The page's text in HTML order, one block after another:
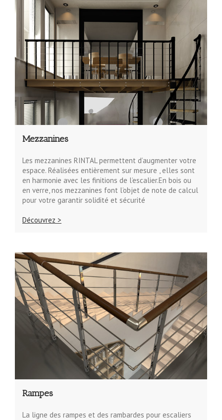
Mezzanines
Les mezzanines RINTAL permettent d’augmenter votre
espace. Réalisées entièrement sur mesure , elles sont
en harmonie avec les finitions de l’escalier.En bois ou
en verre, nos mezzanines font l’objet de note de calcul
pour votre garantir solidité et sécurité
Découvrez >
Rampes
La ligne des rampes et des rambardes pour escaliers